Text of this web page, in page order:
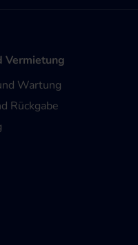
Vermietung
Wartung
Rückgabe